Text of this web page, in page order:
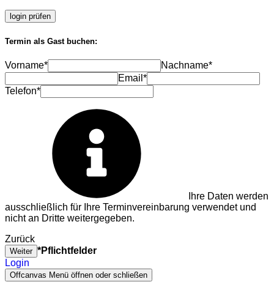
login prüfen
Termin als Gast buchen:
Vorname*
Nachname*
Email*
Telefon*
Ihre Daten werden
ausschließlich für Ihre Terminvereinbarung verwendet und
nicht an Dritte weitergegeben.
Zurück
Weiter *Pflichtfelder
Login
Offcanvas Menü öffnen oder schließen